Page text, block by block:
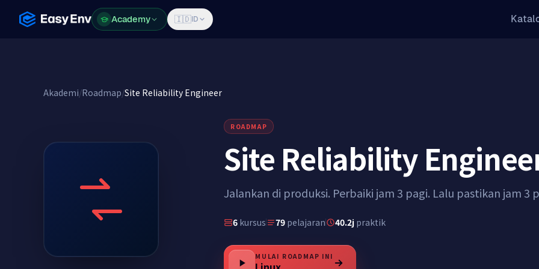
Academy
Academy 🇮🇩ID
Akademi/Roadmap/Site Reliability Engineer
ROADMAP
Site Reliability
Jalankan di produksi. Perbaiki jam 3 pagi. Lalu pastikan jam 3
6 kursus 79 pelajaran 40.2j praktik
MULAI ROADMAP INI